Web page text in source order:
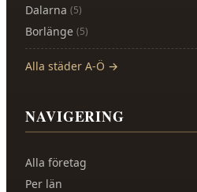
Dalarna (5)
Borlänge (5)
Alla städer A-Ö →
NAVIGERING
Alla företag
Per län